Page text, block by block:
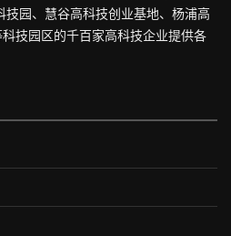
技园、慧谷高科技创业基地、杨浦高
技园区的千百家高科技企业提供各